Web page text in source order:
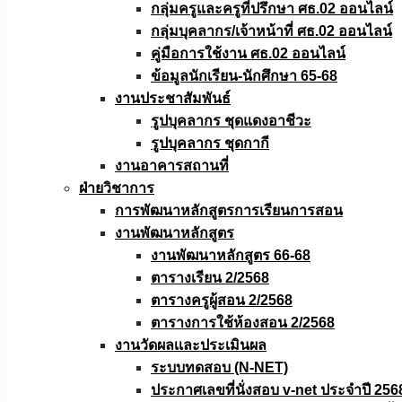
กลุ่มครูและครูที่ปรึกษา ศธ.02 ออนไลน์
กลุ่มบุคลากร/เจ้าหน้าที่ ศธ.02 ออนไลน์
คู่มือการใช้งาน ศธ.02 ออนไลน์
ข้อมูลนักเรียน-นักศึกษา 65-68
งานประชาสัมพันธ์
รูปบุคลากร ชุดแดงอาชีวะ
รูปบุคลากร ชุดกากี
งานอาคารสถานที่
ฝ่ายวิชาการ
การพัฒนาหลักสูตรการเรียนการสอน
งานพัฒนาหลักสูตร
งานพัฒนาหลักสูตร 66-68
ตารางเรียน 2/2568
ตารางครูผู้สอน 2/2568
ตารางการใช้ห้องสอน 2/2568
งานวัดผลเเละประเมินผล
ระบบทดสอบ (N-NET)
ประกาศเลขที่นั่งสอบ v-net ประจำปี